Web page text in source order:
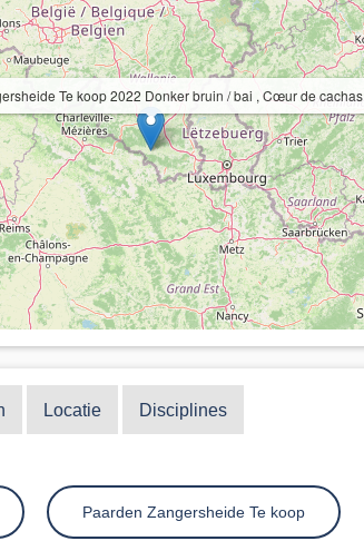
Te koop 2022 Donker bruin / bai , Cœur de cachas
Locatie Disciplines
Paarden Zangersheide Te koop